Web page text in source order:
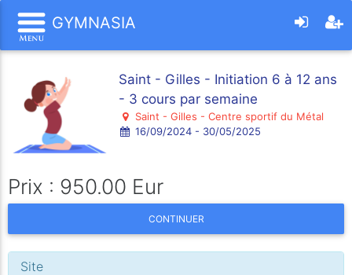
GYMNASIA
Saint - Gilles - Initiation 6 à 12 ans
- 3 cours par semaine
Saint - Gilles - Centre sportif du Métal
16/09/2024 - 30/05/2025
Prix : 950.00 Eur
CONTINUER
Site